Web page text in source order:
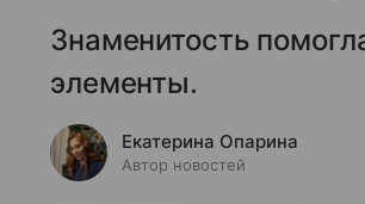
Знаменитость
элементы.
Екатерина Опарина
Автор новостей